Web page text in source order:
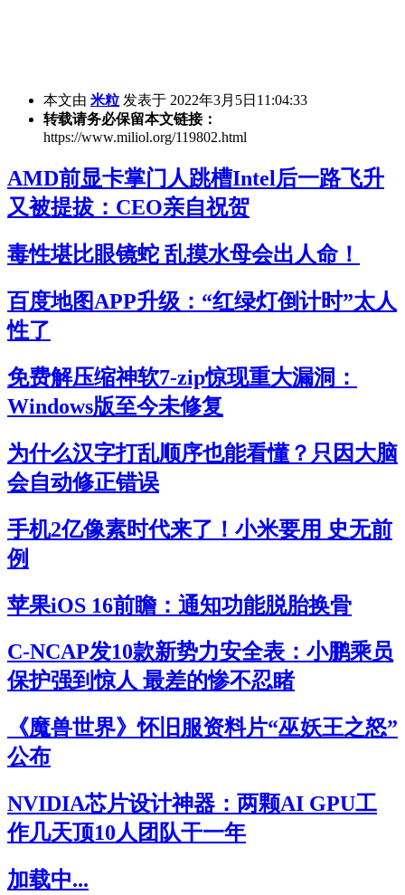
本文由 米粒 发表于 2022年3月5日11:04:33
转载请务必保留本文链接：
https://www.miliol.org/119802.html
AMD前显卡掌门人跳槽Intel后一路飞升
又被提拔：CEO亲自祝贺
毒性堪比眼镜蛇 乱摸水母会出人命！
百度地图APP升级：“红绿灯倒计时”太人
性了
免费解压缩神软7-zip惊现重大漏洞：
Windows版至今未修复
为什么汉字打乱顺序也能看懂？只因大脑
会自动修正错误
手机2亿像素时代来了！小米要用 史无前
例
苹果iOS 16前瞻：通知功能脱胎换骨
C-NCAP发10款新势力安全表：小鹏乘员
保护强到惊人 最差的惨不忍睹
《魔兽世界》怀旧服资料片“巫妖王之怒”
公布
NVIDIA芯片设计神器：两颗AI GPU工
作几天顶10人团队干一年
加载中...